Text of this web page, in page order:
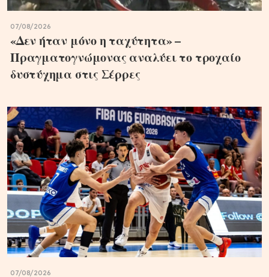
07/08/2026
«Δεν ήταν μόνο η ταχύτητα» –
Πραγματογνώμονας αναλύει το τροχαίο
δυστύχημα στις Σέρρες
07/08/2026